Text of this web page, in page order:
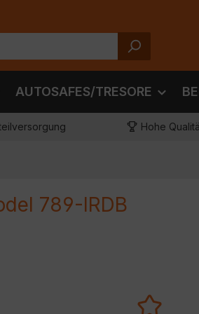
AUTOSAFES/TRESORE
Hohe
789-IRDB
Mit diesem Produkt in